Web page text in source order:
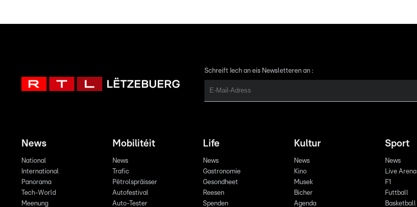
Schreift Iech an eis Newsletteren an :
News
National
International
Panorama
Tech-World
Meenung
Mobilitéit
News
Trafic
Pëtrolspräisser
Autofestival
Auto-Tester
Life
News
Gastronomie
Gesondheet
Reesen
Spenden
Kultur
News
Kino
Musek
Bicher
Agenda
Sport
News
Live Arena
F1
Futtball
Basketball